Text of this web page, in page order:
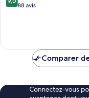
sur 88 avis
Comparer
Connectez-vous